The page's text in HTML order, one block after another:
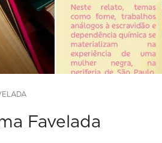
Favelada